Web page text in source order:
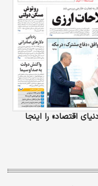
اقتصاد» را اینجا